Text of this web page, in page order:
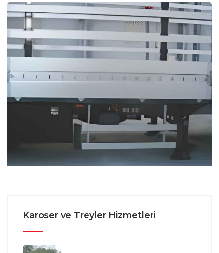
Karoser ve Treyler Hizmetleri